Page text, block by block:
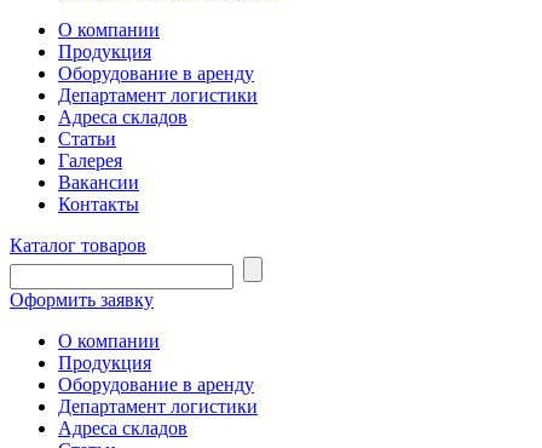
О компании
Продукция
Оборудование в аренду
Департамент логистики
Адреса складов
Статьи
Галерея
Вакансии
Контакты
Каталог товаров
Оформить заявку
О компании
Продукция
Оборудование в аренду
Департамент логистики
Адреса складов